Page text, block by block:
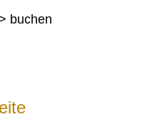
üben möchtest, um